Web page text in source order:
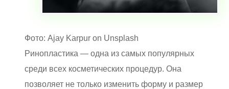
Фото: Ajay Karpur on Unsplash
Ринопластика — одна из самых популярных
среди всех косметических процедур. Она
позволяет не только изменить форму и размер